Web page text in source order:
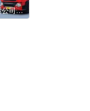
长春最好的汽车托运公司是哪家公司，全网推荐帮帮运车